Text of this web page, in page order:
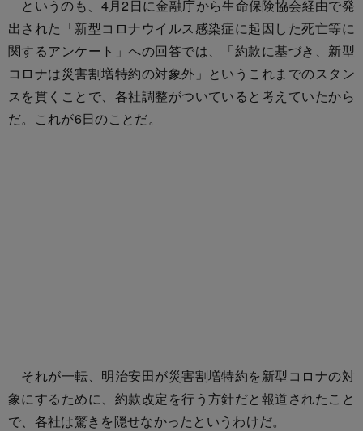
というのも、4月2日に金融庁から生命保険協会経由で発
出された「新型コロナウイルス感染症に起因した死亡等に
関するアンケート」への回答では、「約款に基づき、新型
コロナは災害割増特約の対象外」というこれまでのスタン
スを貫くことで、各社調整がついていると考えていたから
だ。これが6日のことだ。
それが一転、明治安田が災害割増特約を新型コロナの対
象にするために、約款改定を行う方針だと報道されたこと
で、各社は驚きを隠せなかったというわけだ。